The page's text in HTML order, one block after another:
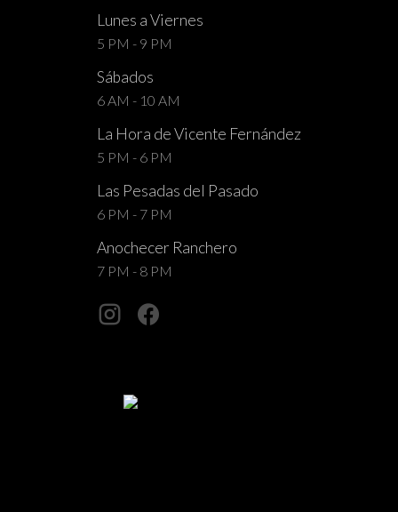
Lunes a Viernes
5 PM - 9 PM
Sábados
6 AM - 10 AM
La Hora de Vicente Fernández
5 PM - 6 PM
Las Pesadas del Pasado
6 PM - 7 PM
Anochecer Ranchero
7 PM - 8 PM